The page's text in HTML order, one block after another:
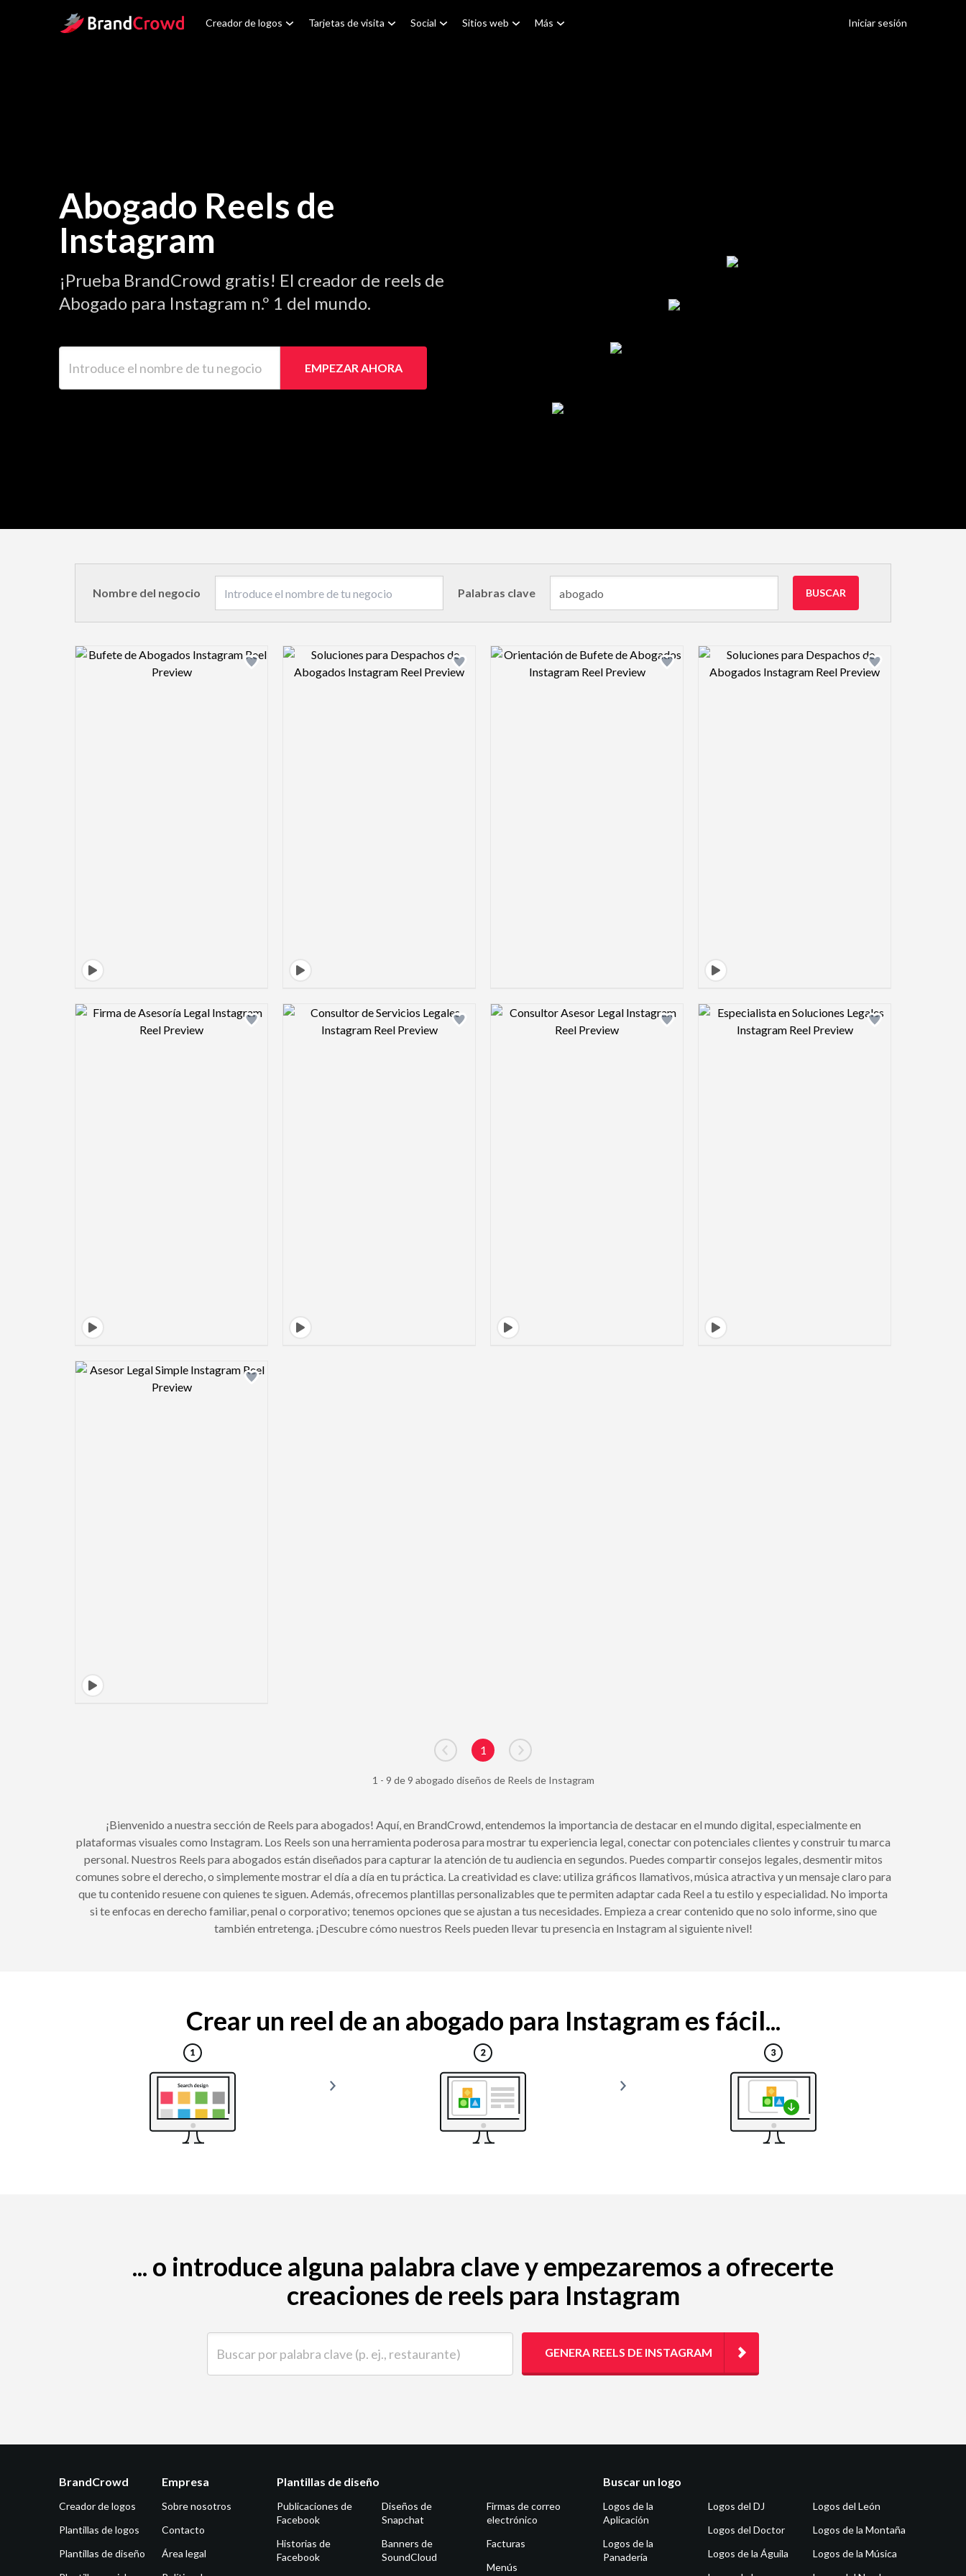
Site Logo Creador de logos Tarjetas de visita Social Sitios web Más Iniciar sesión
Abogado Reels de
Instagram
¡Prueba BrandCrowd gratis! El creador de reels de
Abogado para Instagram n.º 1 del mundo.
EMPEZAR AHORA
Nombre del negocio Palabras clave BUSCAR
Design preview image Design preview image Design preview image Design preview image
Design preview image Design preview image Design preview image Design preview image
Design preview image
Go to previous page
1
Go to next page
1 - 9 de 9 abogado diseños de Reels de Instagram
¡Bienvenido a nuestra sección de Reels para abogados! Aquí, en BrandCrowd, entendemos la importancia de destacar en el mundo digital, especialmente en
plataformas visuales como Instagram. Los Reels son una herramienta poderosa para mostrar tu experiencia legal, conectar con potenciales clientes y construir tu marca
personal. Nuestros Reels para abogados están diseñados para capturar la atención de tu audiencia en segundos. Puedes compartir consejos legales, desmentir mitos
comunes sobre el derecho, o simplemente mostrar el día a día en tu práctica. La creatividad es clave: utiliza gráficos llamativos, música atractiva y un mensaje claro para
que tu contenido resuene con quienes te siguen. Además, ofrecemos plantillas personalizables que te permiten adaptar cada Reel a tu estilo y especialidad. No importa
si te enfocas en derecho familiar, penal o corporativo; tenemos opciones que se ajustan a tus necesidades. Empieza a crear contenido que no solo informe, sino que
también entretenga. ¡Descubre cómo nuestros Reels pueden llevar tu presencia en Instagram al siguiente nivel!
Crear un reel de an abogado para Instagram es fácil...
... o introduce alguna palabra clave y empezaremos a ofrecerte
creaciones de reels para Instagram
GENERA REELS DE INSTAGRAM
BrandCrowd
Creador de logos
Plantillas de logos
Plantillas de diseño
Empresa
Sobre nosotros
Contacto
Área legal
Plantillas de diseño
Publicaciones de
Facebook
Historias de
Facebook
Diseños de
Snapchat
Banners de
SoundCloud
Firmas de correo
electrónico
Facturas
Menús
Buscar un logo
Logos de la
Aplicación
Logos de la
Panadería
Logos del DJ
Logos del Doctor
Logos de la Águila
Logos del León
Logos de la Montaña
Logos de la Música